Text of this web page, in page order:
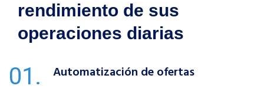
rendimiento de sus
operaciones diarias
Automatización de ofertas